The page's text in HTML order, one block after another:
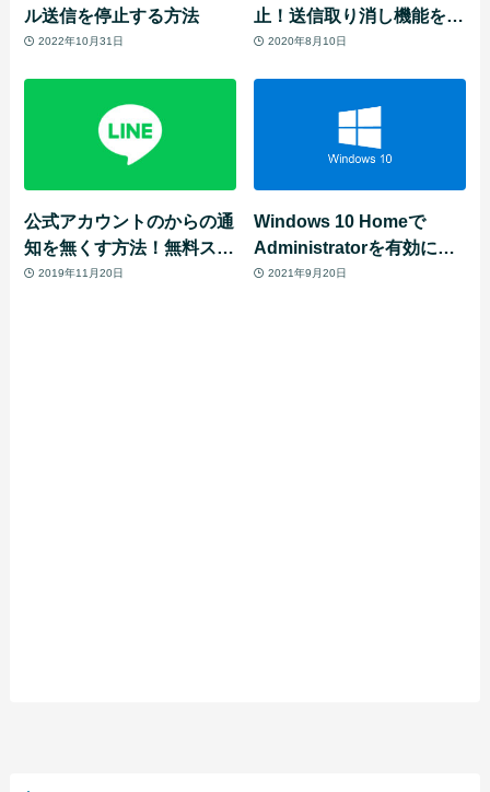
ル送信を停止する方法
2022年10月31日
止！送信取り消し機能を設
定する方法
2020年8月10日
公式アカウントのからの通
知を無くす方法！無料スタ
ンプをゲットしすぎて通知
2019年11月20日
Windows 10 Homeで
Administratorを有効にす
る方法
2021年9月20日